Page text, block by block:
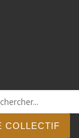
COLLECTIF